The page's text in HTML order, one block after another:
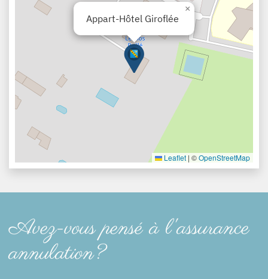
Appart-Hôtel Giroflée
×
Leaflet | ©OpenStreetMap
Avez-vous pensé à l'assurance
annulation?